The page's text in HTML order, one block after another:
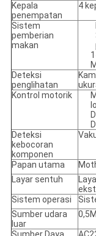
Kepala
penempatan
4
Sistem
pemberian
makan
Deteksi
penglihatan
Kontrol motorik
Deteksi
kebocoran
komponen
Papan utama
Layar sentuh
Sistem operasi
Sumber udara
luar